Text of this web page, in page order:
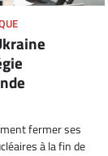
fermer ses
à la fin de